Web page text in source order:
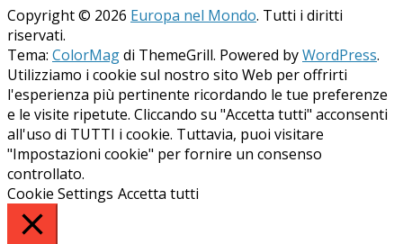
Copyright © 2026 Europa nel Mondo. Tutti i diritti
riservati.
Tema: ColorMagdi ThemeGrill. Powered byWordPress.
Utilizziamo i cookie sul nostro sito Web per offrirti
l'esperienza più pertinente ricordando le tue preferenze
e le visite ripetute. Cliccando su "Accetta tutti" acconsenti
all'uso di TUTTI i cookie. Tuttavia, puoi visitare
"Impostazioni cookie" per fornire un consenso
controllato.
Cookie Settings Accetta tutti